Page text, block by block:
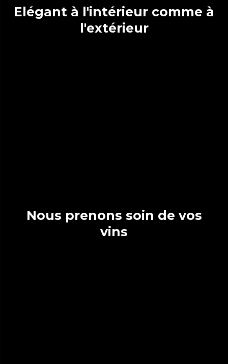
Elégant à l'intérieur comme à
l'extérieur
Nous prenons soin de vos
vins